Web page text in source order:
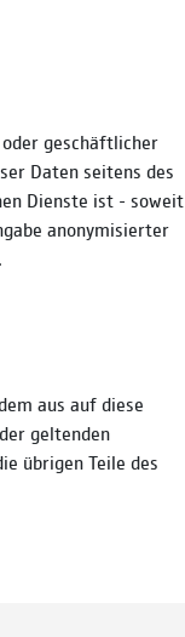
geschäftlicher
Daten seitens des
Dienste ist - soweit
anonymisierter
aus auf diese
geltenden
übrigen Teile des